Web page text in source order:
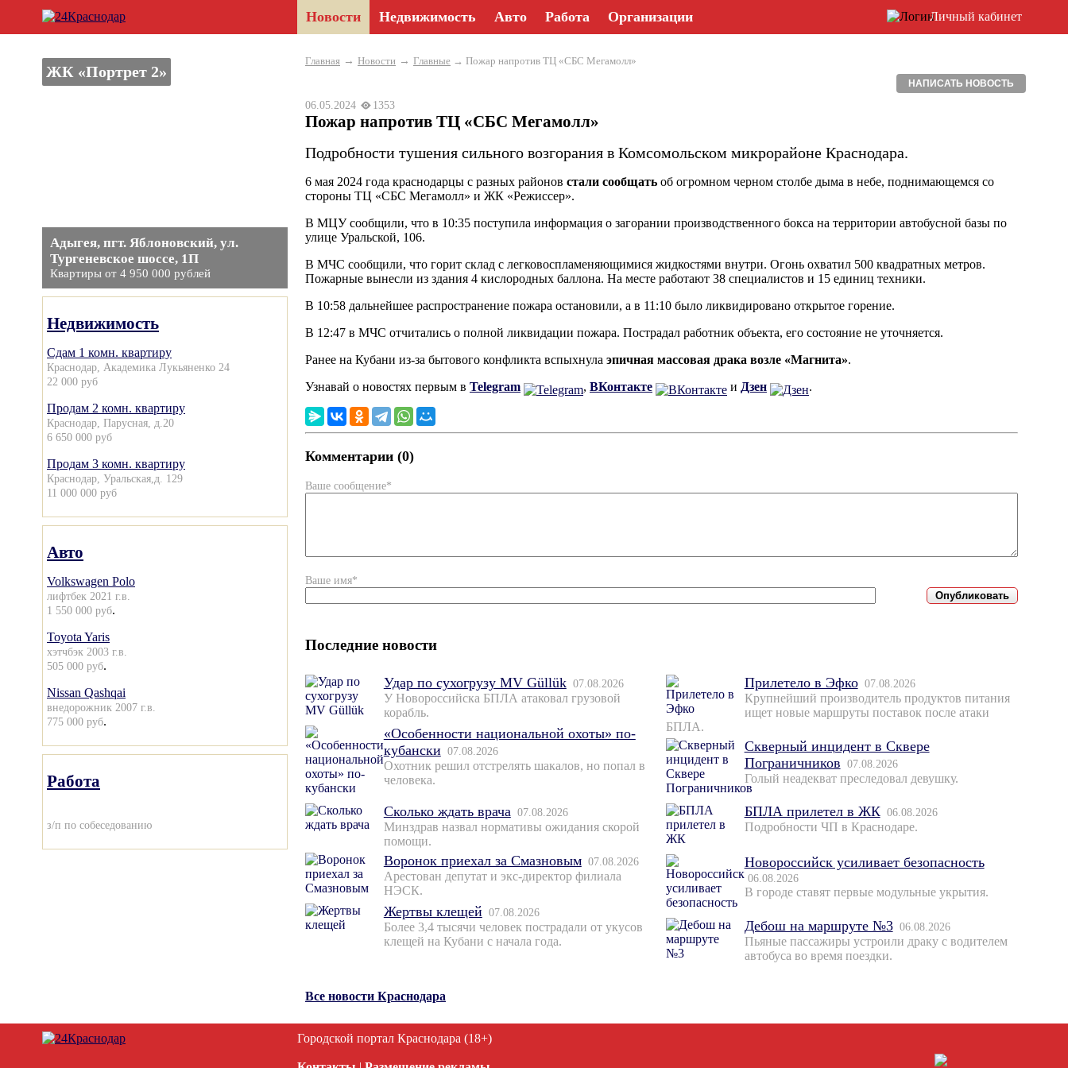
Новости Недвижимость Авто Работа Организации Личный кабинет
ЖК «Портрет 2»
Адыгея, пгт. Яблоновский, ул.
Тургеневское шоссе, 1П
Квартиры от 4 950 000 рублей
Недвижимость
Сдам 1 комн. квартиру
Краснодар, Академика Лукьяненко 24
22 000 руб
Продам 2 комн. квартиру
Краснодар, Парусная, д.20
6 650 000 руб
Продам 3 комн. квартиру
Краснодар, Уральская,д. 129
11 000 000 руб
Авто
Volkswagen Polo
лифтбек 2021 г.в.
1 550 000 руб.
Toyota Yaris
хэтчбэк 2003 г.в.
505 000 руб.
Nissan Qashqai
внедорожник 2007 г.в.
775 000 руб.
Работа
з/п по собеседованию
Главная → Новости → Главные → Пожар напротив ТЦ «СБС Мегамолл»
НАПИСАТЬ НОВОСТЬ
06.05.2024 1353
Пожар напротив ТЦ «СБС Мегамолл»
Подробности тушения сильного возгорания в Комсомольском микрорайоне Краснодара.
6 мая 2024 года краснодарцы с разных районов стали сообщать об огромном черном столбе дыма в небе, поднимающемся со
стороны ТЦ «СБС Мегамолл» и ЖК «Режиссер».
В МЦУ сообщили, что в 10:35 поступила информация о загорании производственного бокса на территории автобусной базы по
улице Уральской, 106.
В МЧС сообщили, что горит склад с легковоспламеняющимися жидкостями внутри. Огонь охватил 500 квадратных метров.
Пожарные вынесли из здания 4 кислородных баллона. На месте работают 38 специалистов и 15 единиц техники.
В 10:58 дальнейшее распространение пожара остановили, а в 11:10 было ликвидировано открытое горение.
В 12:47 в МЧС отчитались о полной ликвидации пожара. Пострадал работник объекта, его состояние не уточняется.
Ранее на Кубани из-за бытового конфликта вспыхнула эпичная массовая драка возле «Магнита».
Узнавай о новостях первым в Telegram , ВКонтакте и Дзен .
Комментарии (0)
Ваше сообщение*
Ваше имя*
Последние новости
Удар по сухогрузу MV Güllük 07.08.2026
У Новороссийска БПЛА атаковал грузовой
корабль.
«Особенности национальной охоты» по-
кубански 07.08.2026
Охотник решил отстрелять шакалов, но попал в
человека.
Сколько ждать врача 07.08.2026
Минздрав назвал нормативы ожидания скорой
помощи.
Воронок приехал за Смазновым 07.08.2026
Арестован депутат и экс-директор филиала
НЭСК.
Жертвы клещей 07.08.2026
Более 3,4 тысячи человек пострадали от укусов
клещей на Кубани с начала года.
Прилетело в Эфко 07.08.2026
Крупнейший производитель продуктов питания
ищет новые маршруты поставок после атаки
БПЛА.
Скверный инцидент в Сквере
Пограничников 07.08.2026
Голый неадекват преследовал девушку.
БПЛА прилетел в ЖК 06.08.2026
Подробности ЧП в Краснодаре.
Новороссийск усиливает безопасность
06.08.2026
В городе ставят первые модульные укрытия.
Дебош на маршруте №3 06.08.2026
Пьяные пассажиры устроили драку с водителем
автобуса во время поездки.
Все новости Краснодара
Городской портал Краснодара (18+)